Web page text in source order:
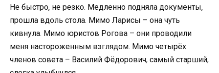
Не быстро, не резко. Медленно подняла документы,
прошла вдоль стола. Мимо Ларисы – она чуть
кивнула. Мимо юристов Рогова – они проводили
меня настороженным взглядом. Мимо четырёх
членов совета – Василий Фёдорович, самый старший,